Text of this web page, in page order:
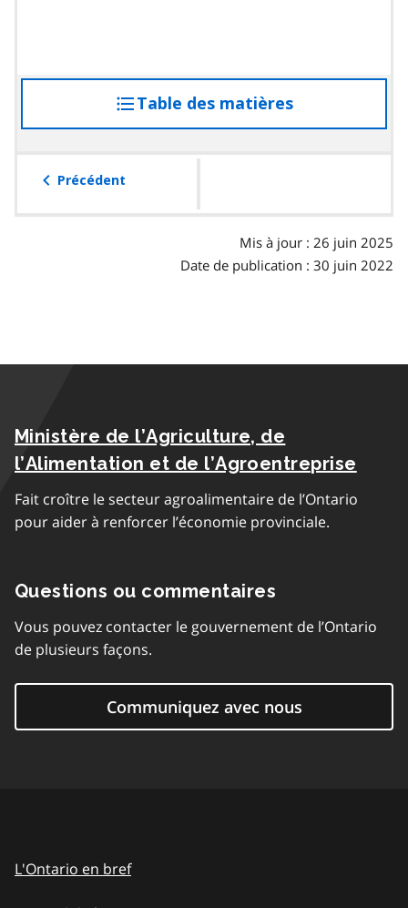
Table des matières
à
Précédent
Mis à jour : 26 juin 2025
Date de publication : 30 juin 2022
Ministère de l’Agriculture, de
l’Alimentation et de l’Agroentreprise
Fait croître le secteur agroalimentaire de l’Ontario
pour aider à renforcer l’économie provinciale.
Questions ou commentaires
Vous pouvez contacter le gouvernement de l’Ontario
de plusieurs façons.
Communiquez avec nous
L'Ontario en bref